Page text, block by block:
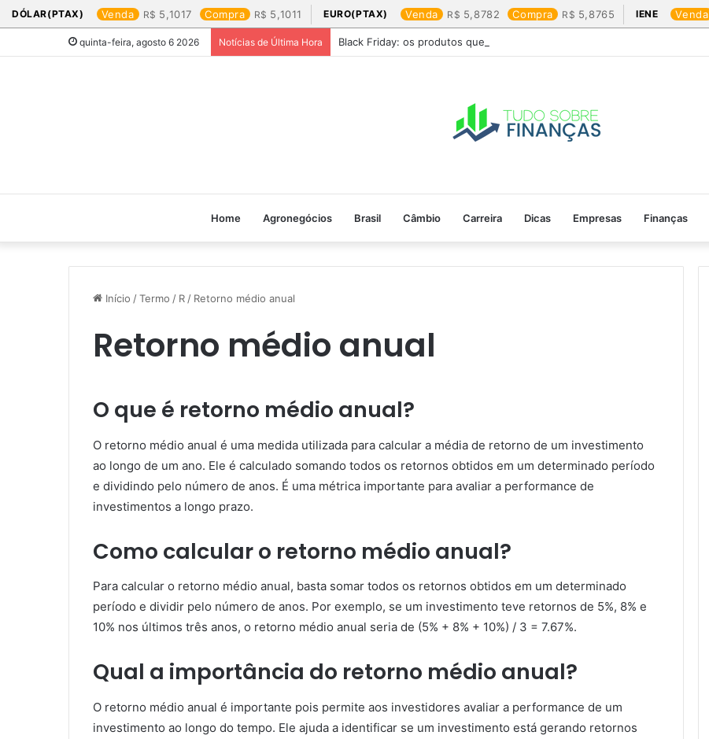
DÓLAR(PTAX) Venda 5,1017 Compra 5,1011 EURO(PTAX) Venda 5,8782 Compra 5,8765 IENE Venda
quinta-feira, agosto 6 2026 Notícias de Última Hora Black Friday: os produtos que mais valem a pena
Home Agronegócios Brasil Câmbio Carreira Dicas Empresas Finanças
Início /Termo / R / Retorno médio anual
Retorno médio anual
O que é retorno médio anual?
O retorno médio anual é uma medida utilizada para calcular a média de retorno de um investimento
ao longo de um ano. Ele é calculado somando todos os retornos obtidos em um determinado período
e dividindo pelo número de anos. É uma métrica importante para avaliar a performance de
investimentos a longo prazo.
Como calcular o retorno médio anual?
Para calcular o retorno médio anual, basta somar todos os retornos obtidos em um determinado
período e dividir pelo número de anos. Por exemplo, se um investimento teve retornos de 5%, 8% e
10% nos últimos três anos, o retorno médio anual seria de (5% + 8% + 10%) / 3 = 7.67%.
Qual a importância do retorno médio anual?
O retorno médio anual é importante pois permite aos investidores avaliar a performance de um
investimento ao longo do tempo. Ele ajuda a identificar se um investimento está gerando retornos